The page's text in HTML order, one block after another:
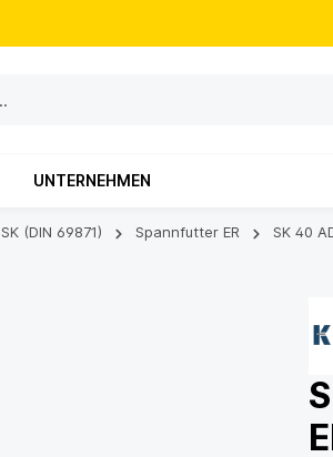
UNTERNEHMEN
SK (DIN 69871) Spannfutter ER SK 40